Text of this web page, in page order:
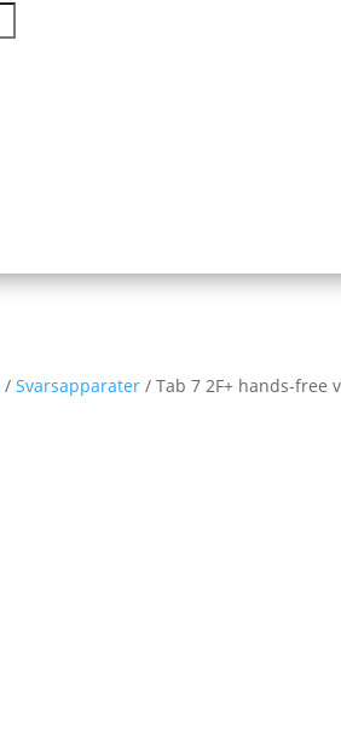
/Svarsapparater / Tab 7 2F+ hands-free